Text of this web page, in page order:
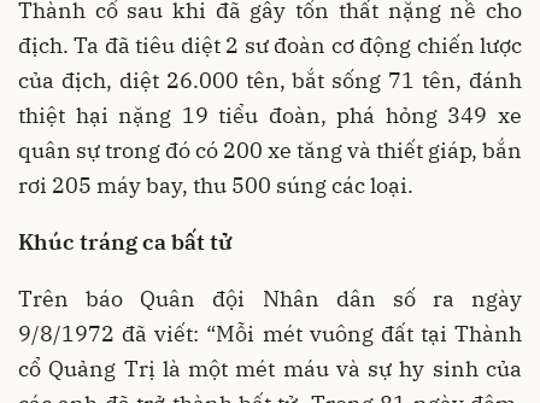
Thành cổ sau khi đã gây tổn thất nặng nề cho
địch. Ta đã tiêu diệt 2 sư đoàn cơ động chiến lược
của địch, diệt 26.000 tên, bắt sống 71 tên, đánh
thiệt hại nặng 19 tiểu đoàn, phá hỏng 349 xe
quân sự trong đó có 200 xe tăng và thiết giáp, bắn
rơi 205 máy bay, thu 500 súng các loại.
Khúc tráng ca bất tử
Trên báo Quân đội Nhân dân số ra ngày
9/8/1972 đã viết: “Mỗi mét vuông đất tại Thành
cổ Quảng Trị là một mét máu và sự hy sinh của